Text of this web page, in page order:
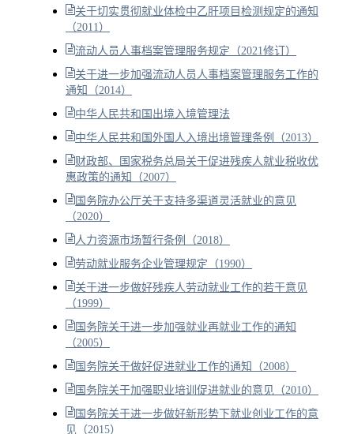
关于切实贯彻就业体检中乙肝项目检测规定的通知
（2011）
流动人员人事档案管理服务规定（2021修订）
关于进一步加强流动人员人事档案管理服务工作的
通知（2014）
中华人民共和国出境入境管理法
中华人民共和国外国人入境出境管理条例（2013）
财政部、国家税务总局关于促进残疾人就业税收优
惠政策的通知（2007）
国务院办公厅关于支持多渠道灵活就业的意见
（2020）
人力资源市场暂行条例（2018）
劳动就业服务企业管理规定（1990）
关于进一步做好残疾人劳动就业工作的若干意见
（1999）
国务院关于进一步加强就业再就业工作的通知
（2005）
国务院关于做好促进就业工作的通知（2008）
国务院关于加强职业培训促进就业的意见（2010）
国务院关于进一步做好新形势下就业创业工作的意
见（2015）